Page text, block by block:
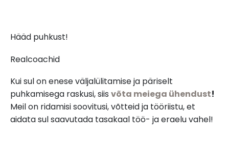
Hääd puhkust!
Realcoachid
Kui sul on enese väljalülitamise ja päriselt
puhkamisega raskusi, siis võta meiega ühendust!
Meil on ridamisi soovitusi, võtteid ja tööriistu, et
aidata sul saavutada tasakaal töö- ja eraelu vahel!